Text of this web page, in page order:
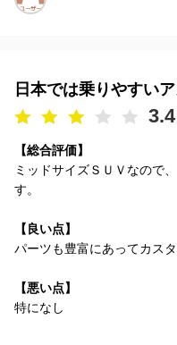
日本では乗りやすい
3.4
【総合評価】
ミッドサイズＳＵＶなので
す。
【良い点】
パーツも豊富にあってカス
【悪い点】
特になし